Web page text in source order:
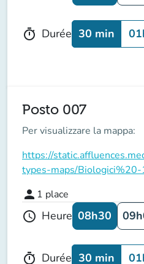
timer Durée 30 min
Posto 007
Per visualizzare la mappa:
https://
types-maps/Biologici%20-
person 1 place
schedule Heure 08h30
timer Durée 30 min